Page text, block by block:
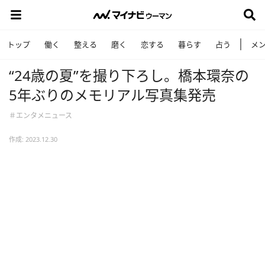
トップ 働く 整える 磨く 恋する 暮らす 占う メ
“24歳の夏”を撮り下ろし。橋本環奈の
5年ぶりのメモリアル写真集発売
＃エンタメニュース
作成: 2023.12.30